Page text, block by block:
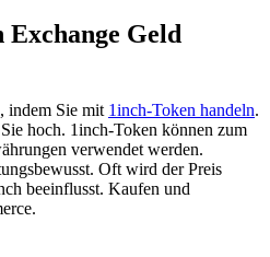
Geld
indem Sie mit 1inch-Token handeln.
hoch. 1inch-Token können zum
verwendet werden.
Oft wird der Preis
beeinflusst. Kaufen und